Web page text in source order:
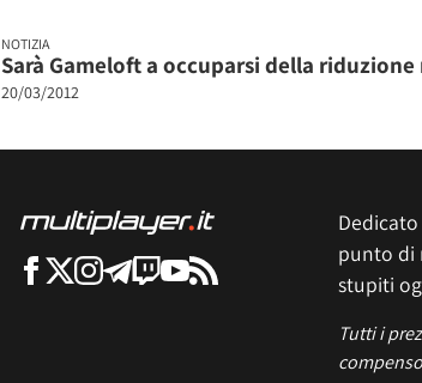
NOTIZIA
Sarà Gameloft a occuparsi della
20/03/2012
punto di
stupiti
Tutti i